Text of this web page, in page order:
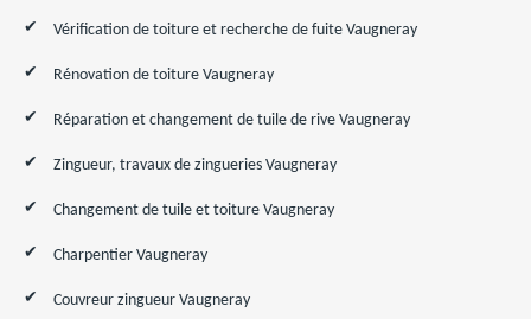
Vérification de toiture et recherche de fuite Vaugneray
Rénovation de toiture Vaugneray
Réparation et changement de tuile de rive Vaugneray
Zingueur, travaux de zingueries Vaugneray
Changement de tuile et toiture Vaugneray
Charpentier Vaugneray
Couvreur zingueur Vaugneray